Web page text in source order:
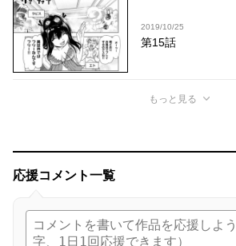
2019/10/25
第15話
もっと見る
応援コメント一覧